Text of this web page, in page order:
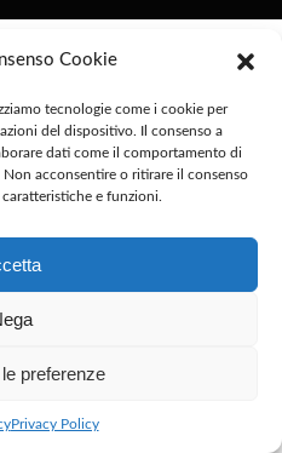
Cookie
tecnologie come i cookie per
del dispositivo. Il consenso a
dati come il comportamento di
acconsentire o ritirare il consenso
e funzioni.
preferenze
Privacy Policy